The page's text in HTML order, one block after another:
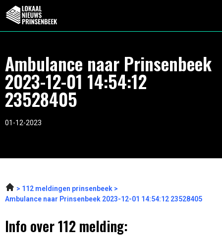
Ambulance naar Prinsenbeek
2023-12-01 14:54:12
23528405
01-12-2023
112 meldingen prinsenbeek
Ambulance naar Prinsenbeek 2023-12-01 14:54:12 23528405
Info over 112 melding: